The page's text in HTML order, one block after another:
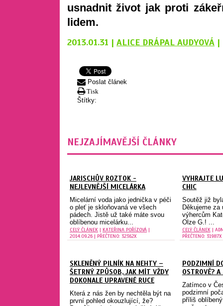
usnadnit život jak proti
lidem.
2013.01.31 | ALICE DRÁPAL AUDYOVÁ |
Poslat článek
Tisk
Štítky:
NEJZAJÍMAVĚJŠÍ ČLÁNKY
JARISCHŮV ROZTOK -
NEJLEVNĚJŠÍ MICELÁRKA
Micelární voda jako jednička v péči
o pleť je skloňovaná ve všech
pádech. Jistě už také máte svou
oblíbenou micelárku...
CELÝ ČLÁNEK | KATEŘINA POŘÍZOVÁ |
2014.09.26 | PŘEČTENO: 32362X
VYHRAJTE
CHIC
Soutěž již
Děkujeme za
výhercům
Olze G.! ...
CELÝ ČLÁNEK|
PŘEČTENO: 31987X
SKLENĚNÝ PILNÍK NA NEHTY –
ŠETRNÝ ZPŮSOB, JAK MÍT VŽDY
DOKONALE UPRAVENÉ RUCE
Která z nás žen by nechtěla být na
první pohled okouzlující, že?
PODZIMNÍ
OSTROVĚ? A
Zatímco v
podzimní
příliš